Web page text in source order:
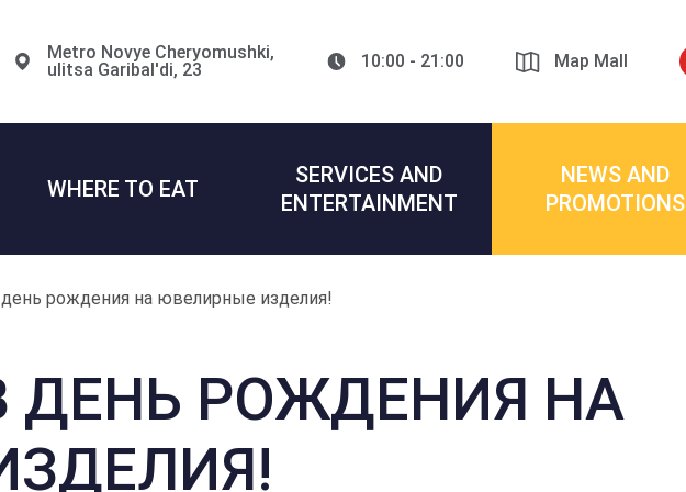
Metro Novye Cheryomushki,
ulitsa Garibal'di, 23
10:00 - 21:00 Map Mall
WHERE TO EAT
SERVICES AND
ENTERTAINMENT
NEWS AND
PROMOTIONS
рождения на ювелирные изделия!
ДЕНЬ РОЖДЕНИЯ НА